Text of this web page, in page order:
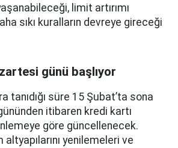
limit artırımı
sıkı kuralların devreye gireceği
günü başlıyor
tanıdığı süre 15 Şubat’ta sona
itibaren kredi kartı
göre güncellenecek.
yenilemeleri ve